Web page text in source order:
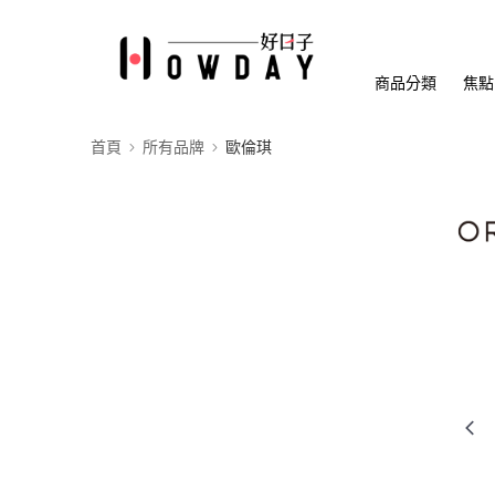
商品分類 焦
首頁 所有品牌 歐倫琪